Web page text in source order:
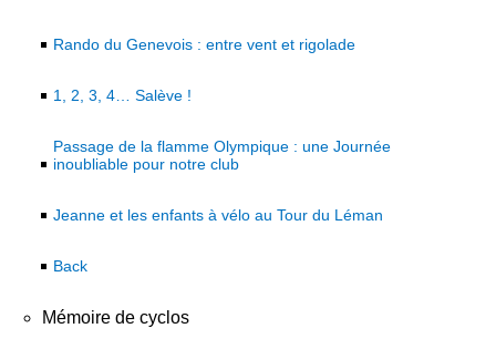
Rando du Genevois : entre vent et rigolade
1, 2, 3, 4… Salève !
Passage de la flamme Olympique : une Journée
inoubliable pour notre club
Jeanne et les enfants à vélo au Tour du Léman
Back
Mémoire de cyclos